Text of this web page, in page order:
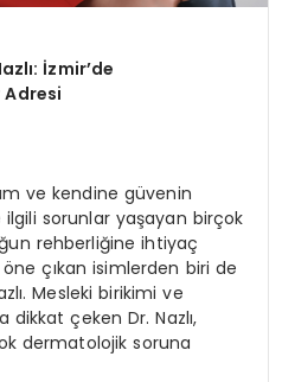
İzmir’de
ve kendine güvenin
sorunlar yaşayan birçok
rehberliğine ihtiyaç
çıkan isimlerden biri de
Mesleki birikimi ve
dikkat çeken Dr. Nazlı,
dermatolojik soruna